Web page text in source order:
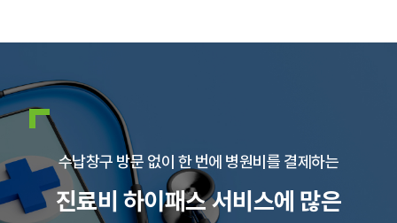
수납창구 방문 없이 한 번에 병원비를 결제하는
진료비 하이패스 서비스에 많은